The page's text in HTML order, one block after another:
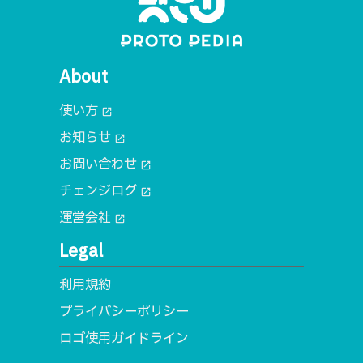
About
使い方 open_in_new
お知らせ open_in_new
お問い合わせ open_in_new
チェンジログ open_in_new
運営会社 open_in_new
Legal
利用規約
プライバシーポリシー
ロゴ使用ガイドライン